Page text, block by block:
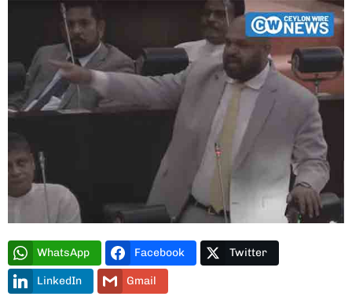
WhatsApp Facebook Twitter
LinkedIn Gmail